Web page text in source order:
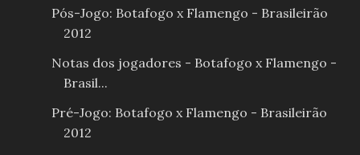
Pós-Jogo: Botafogo x Flamengo - Brasileirão
2012
Notas dos jogadores - Botafogo x Flamengo -
Brasil...
Pré-Jogo: Botafogo x Flamengo - Brasileirão
2012